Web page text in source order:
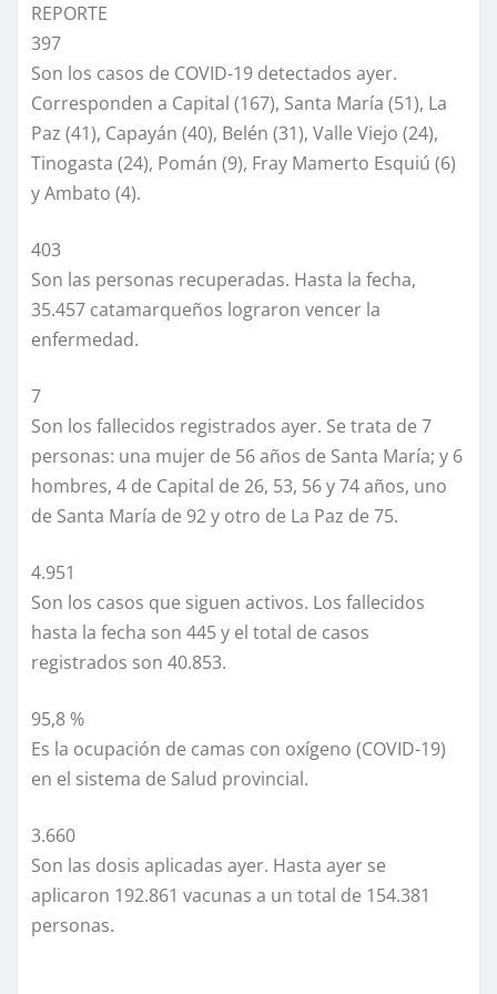
REPORTE
397
Son los casos de COVID-19 detectados ayer.
Corresponden a Capital (167), Santa María (51), La
Paz (41), Capayán (40), Belén (31), Valle Viejo (24),
Tinogasta (24), Pomán (9), Fray Mamerto Esquiú (6)
y Ambato (4).
403
Son las personas recuperadas. Hasta la fecha,
35.457 catamarqueños lograron vencer la
enfermedad.
7
Son los fallecidos registrados ayer. Se trata de 7
personas: una mujer de 56 años de Santa María; y 6
hombres, 4 de Capital de 26, 53, 56 y 74 años, uno
de Santa María de 92 y otro de La Paz de 75.
4.951
Son los casos que siguen activos. Los fallecidos
hasta la fecha son 445 y el total de casos
registrados son 40.853.
95,8 %
Es la ocupación de camas con oxígeno (COVID-19)
en el sistema de Salud provincial.
3.660
Son las dosis aplicadas ayer. Hasta ayer se
aplicaron 192.861 vacunas a un total de 154.381
personas.